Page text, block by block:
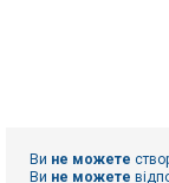
Ви не можете
Ви не можете